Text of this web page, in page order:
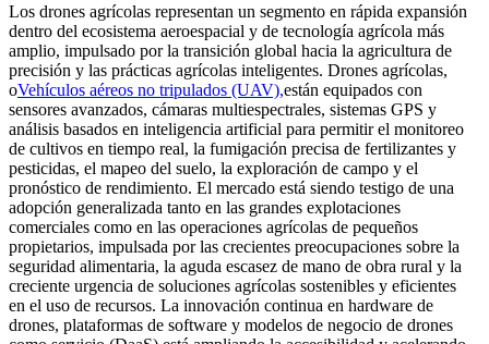
Los drones agrícolas representan un segmento en rápida expansión
dentro del ecosistema aeroespacial y de tecnología agrícola más
amplio, impulsado por la transición global hacia la agricultura de
precisión y las prácticas agrícolas inteligentes. Drones agrícolas,
oVehículos aéreos no tripulados (UAV),están equipados con
sensores avanzados, cámaras multiespectrales, sistemas GPS y
análisis basados ​​en inteligencia artificial para permitir el monitoreo
de cultivos en tiempo real, la fumigación precisa de fertilizantes y
pesticidas, el mapeo del suelo, la exploración de campo y el
pronóstico de rendimiento. El mercado está siendo testigo de una
adopción generalizada tanto en las grandes explotaciones
comerciales como en las operaciones agrícolas de pequeños
propietarios, impulsada por las crecientes preocupaciones sobre la
seguridad alimentaria, la aguda escasez de mano de obra rural y la
creciente urgencia de soluciones agrícolas sostenibles y eficientes
en el uso de recursos. La innovación continua en hardware de
drones, plataformas de software y modelos de negocio de drones